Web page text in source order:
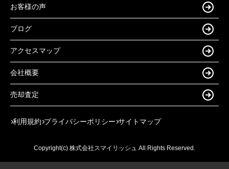
お客様の声
ブログ
アクセスマップ
会社概要
売却査定
利用規約 プライバシーポリシー サイトマップ
Copyright(c) 株式会社スマイリッシュ All Rights Reserved.